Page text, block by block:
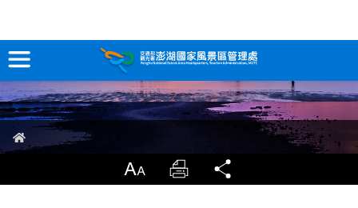
跳
到
主
要
內
容
訊息專區
關於澎湖
無標題
放大 列印